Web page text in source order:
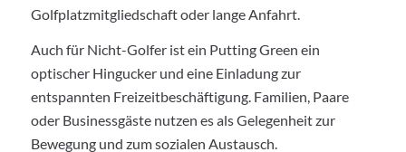
Golfplatzmitgliedschaft oder lange Anfahrt.
Auch für Nicht-Golfer ist ein Putting Green ein
optischer Hingucker und eine Einladung zur
entspannten Freizeitbeschäftigung. Familien, Paare
oder Businessgäste nutzen es als Gelegenheit zur
Bewegung und zum sozialen Austausch.